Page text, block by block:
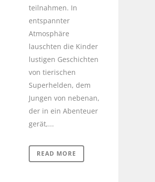
teilnahmen. In
entspannter
Atmosphäre
lauschten die Kinder
lustigen Geschichten
von tierischen
Superhelden, dem
Jungen von nebenan,
der in ein Abenteuer
gerät,...
READ MORE